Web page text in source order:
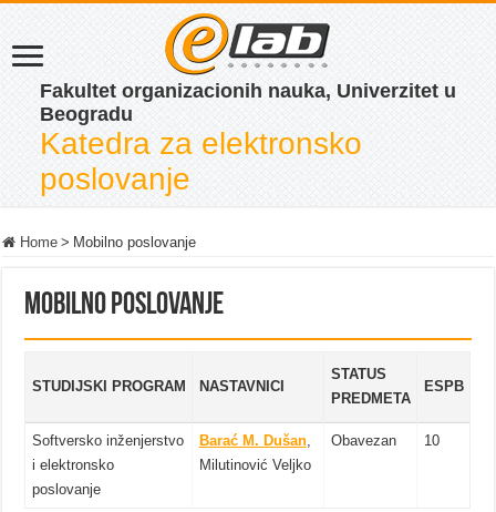
Fakultet organizacionih nauka, Univerzitet u
Beogradu
Katedra za elektronsko
poslovanje
Home > Mobilno poslovanje
Mobilno poslovanje
STUDIJSKI PROGRAM NASTAVNICI
STATUS
PREDMETA
ESPB
Softversko inženjerstvo
i elektronsko
poslovanje
Barać M. Dušan,
Milutinović Veljko
Obavezan 10